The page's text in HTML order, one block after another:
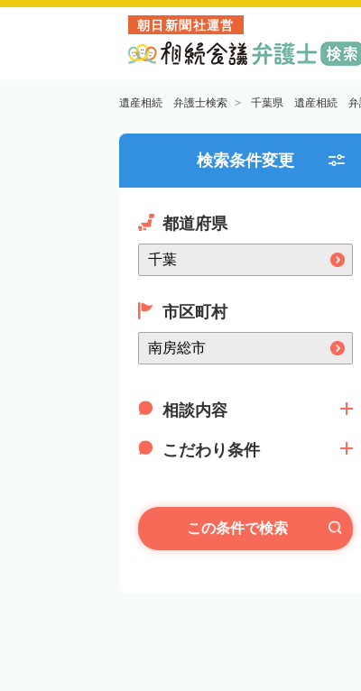
朝日新聞社運営
遺産相続 弁護士検索 千葉県 遺産相続 弁
検索条件変更
都道府県
市区町村
相談内容
こだわり条件
この条件で検索